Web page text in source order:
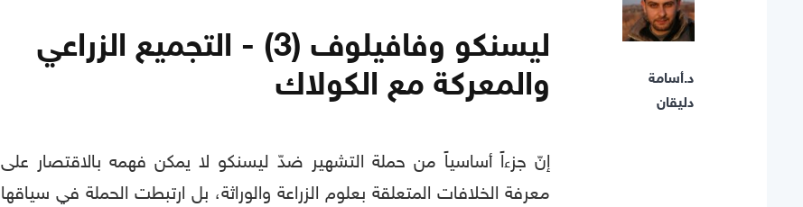
د.أسامة
دليقان
ليسنكو وفافيلوف (3) - التجميع الزراعي
والمعركة مع الكولاك
إنّ جزءاً أساسياً من حملة التشهير ضدّ ليسنكو لا يمكن فهمه بالاقتصار على
معرفة الخلافات المتعلقة بعلوم الزراعة والوراثة، بل ارتبطت الحملة في سياقها